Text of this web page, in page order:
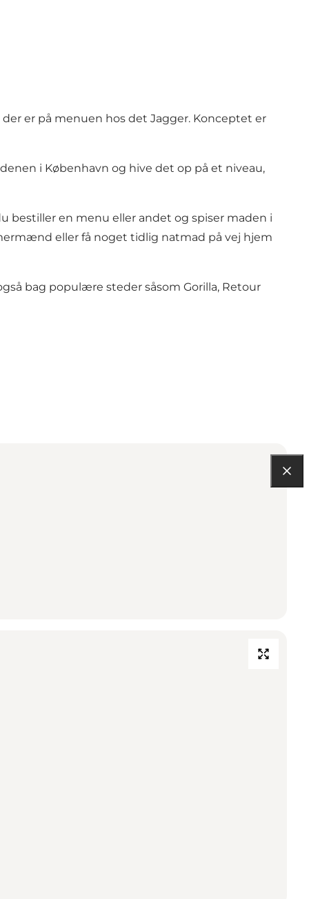
er på menuen hos det Jagger. Konceptet er
i København og hive det op på et niveau,
bestiller en menu eller andet og spiser maden i
eller få noget tidlig natmad på vej hjem
bag populære steder såsom Gorilla, Retour